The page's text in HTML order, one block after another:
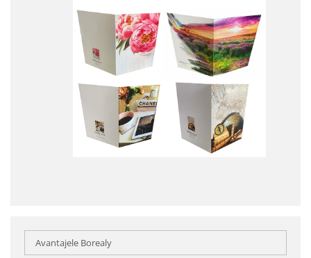
Avantajele Borealy